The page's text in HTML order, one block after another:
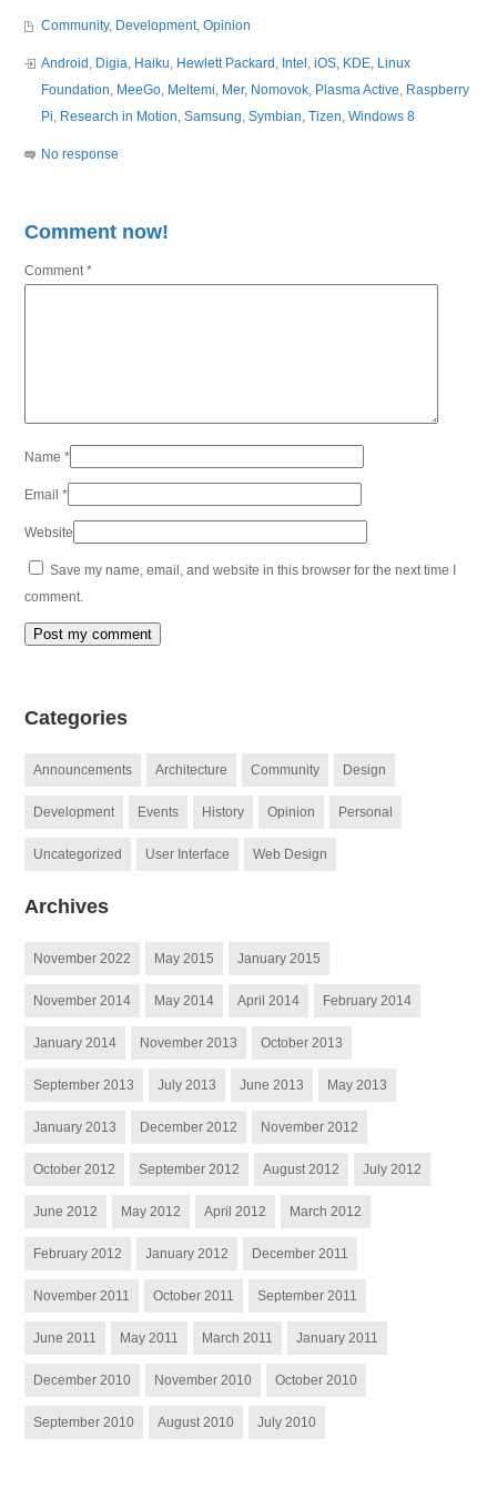
Community, Development,Opinion
Android , Digia, Haiku, Hewlett Packard , Intel ,iOS, KDE, Linux
Foundation, MeeGo, Meltemi, Mer, Nomovok, Plasma Active, Raspberry
Pi, Research in Motion,Samsung,Symbian,Tizen,Windows 8
No response
Comment now!
Comment*
Name*
Email*
Website
Save my name, email, and website in this browser for the next time I
comment.
Categories
Announcements Architecture Community Design
Development Events History Opinion Personal
Uncategorized User Interface Web Design
Archives
November 2022 May 2015 January 2015
November 2014 May 2014 April 2014 February 2014
January 2014 November 2013 October 2013
September 2013 July 2013 June 2013 May 2013
January 2013 December 2012 November 2012
October 2012 September 2012 August 2012 July 2012
June 2012 May 2012 April 2012 March 2012
February 2012 January 2012 December 2011
November 2011 October 2011 September 2011
June 2011 May 2011 March 2011 January 2011
December 2010 November 2010 October 2010
September 2010 August 2010 July 2010